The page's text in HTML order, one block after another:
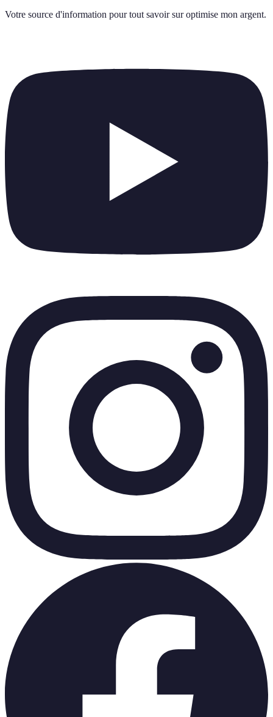
Votre source d'information pour tout savoir sur optimise mon argent.